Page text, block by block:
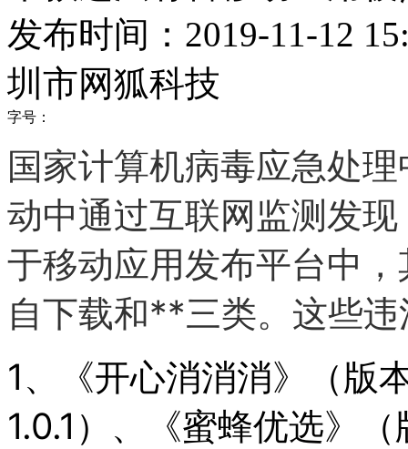
发布时间：2019-11-12
圳市网狐科技
字号：
国家计算机病毒应急处
动中通过互联网监测发
于移动应用发布平台中
自下载和**三类。这些
1、《开心消消消》（版
1.0.1）、《蜜蜂优选》